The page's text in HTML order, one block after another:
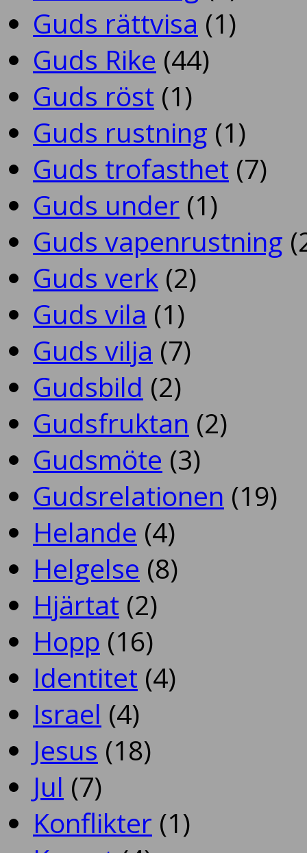
Guds rättvisa (1)
Guds Rike (44)
Guds röst (1)
Guds rustning (1)
Guds trofasthet (7)
Guds under (1)
Guds vapenrustning
Guds verk (2)
Guds vila (1)
Guds vilja (7)
Gudsbild (2)
Gudsfruktan (2)
Gudsmöte (3)
Gudsrelationen (19)
Helande (4)
Helgelse (8)
Hjärtat (2)
Hopp (16)
Identitet (4)
Israel (4)
Jesus (18)
Jul (7)
Konflikter (1)